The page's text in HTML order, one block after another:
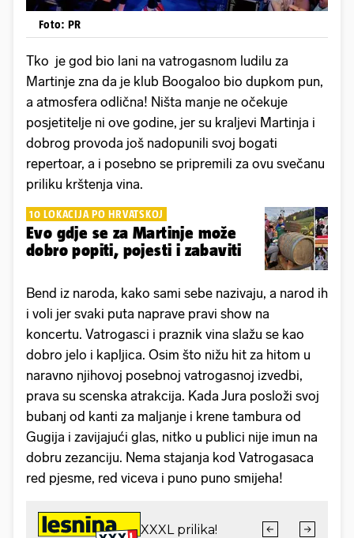
Foto: PR
Tko je god bio lani na vatrogasnom ludilu za
Martinje zna da je klub Boogaloo bio dupkom pun,
a atmosfera odlična! Ništa manje ne očekuje
posjetitelje ni ove godine, jer su kraljevi Martinja i
dobrog provoda još nadopunili svoj bogati
repertoar, a i posebno se pripremili za ovu svečanu
priliku krštenja vina.
10 LOKACIJA PO HRVATSKOJ
Evo gdje se za Martinje može
dobro popiti, pojesti i zabaviti
Bend iz naroda, kako sami sebe nazivaju, a narod ih
i voli jer svaki puta naprave pravi show na
koncertu. Vatrogasci i praznik vina slažu se kao
dobro jelo i kapljica. Osim što nižu hit za hitom u
naravno njihovoj posebnoj vatrogasnoj izvedbi,
prava su scenska atrakcija. Kada Jura posloži svoj
bubanj od kanti za maljanje i krene tambura od
Gugija i zavijajući glas, nitko u publici nije imun na
dobru zezanciju. Nema stajanja kod Vatrogasaca
red pjesme, red viceva i puno puno smijeha!